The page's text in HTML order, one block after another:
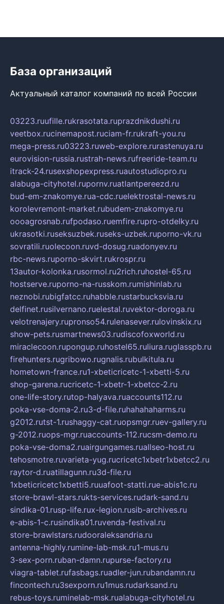
База организаций
Актуальный каталог компаний по всей России
03223.ruufille.rukrasotata.ruprazdnikdushi.ru
veetbox.rucinemapost.ruciam-fr.rukraft-you.ru
mega-press.ru03223.ruweb-explore.rurastenuya.ru
eurovision-russia.rustrah-news.rufreeride-team.ru
itrack-24.rusexshopexpress.ruautostudiopro.ru
alabuga-cityhotel.rupornv.ruatlantpereezd.ru
bud-em-znakomye.rua-cdc.ruelektrostal-news.ru
korolevremont-market.rubudem-znakomye.ru
oooagrosnab.rufpodaso.ruemfire.rupro-otdelky.ru
ukrasotki.ruseksuzbek.ruseks-uzbek.ruporno-vk.ru
sovratili.ruolecoon.ruvd-dosug.ruadonyev.ru
rbc-news.ruporno-skvirt.rukrospr.ru
13autor-kolonka.rusormol.ru2rich.ruhostel-65.ru
hostserve.ruporno-na-russkom.rumishinlab.ru
neznobi.rubigfatcc.ruhabble.rustarbucksvia.ru
delfinet.rusilvernano.ruelestal.ruvektor-doroga.ru
velotrenajery.rupronso54.rulenasever.rulovinskix.ru
show-pets.rusmartnews03.rudiscofoxworld.ru
miraclecoon.rupongup.ruhostel65.ruliura.ruglasspb.ru
firehunters.rugribowo.rugnalis.rubulkitula.ru
hometown-france.ru1-xbeticricetc-1-xbetti-5.ru
shop-garena.rucricetc-1-xbetr-1-xbetcc-2.ru
one-life-story.rutop-halyava.ruaccounts112.ru
poka-vse-doma-2.ru3-d-file.ruhahahaharms.ru
g2012.rutst-1.rushaggy-cat.ruopsmgr.ruev-gallery.ru
g-2012.ruops-mgr.ruaccounts-112.rucsm-demo.ru
poka-vse-doma2.ruairgungames.ruallseo-host.ru
tehosmotre.ruvarieta-yug.rucricetc1xbetr1xbetcc2.ru
raytor-d.ruatillagunn.ru3d-file.ru
1xbeticricetc1xbetti5.ruuafoot-statti.rue-abis1c.ru
store-brawl-stars.rukts-services.rudark-sand.ru
sindika-01.rusp-life.rux-legion.rusib-archives.ru
e-abis-1-c.rusindika01.ruvenda-festival.ru
store-brawlstars.rudooraleksandria.ru
antenna-highly.rumine-lab-msk.ru1-mus.ru
3-sex-porn.ruban-damn.rupurse-factory.ru
viagra-tablet.rufasbags.ruadler-jun.rubandamn.ru
fincontech.ru3sexporn.ru1mus.rudarksand.ru
rebus-toys.ruminelab-msk.rualabuga-cityhotel.ru